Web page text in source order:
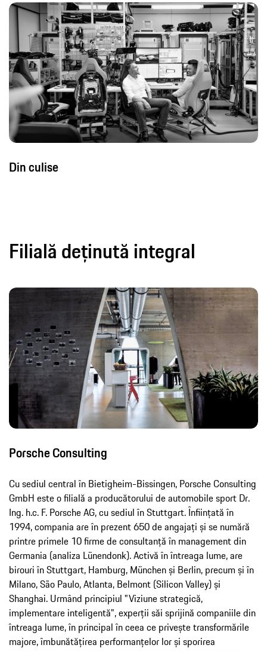
Din culise
Filială deținută integral
Porsche Consulting
Cu sediul central în Bietigheim-Bissingen, Porsche Consulting
GmbH este o filială a producătorului de automobile sport Dr.
Ing. h.c. F. Porsche AG, cu sediul în Stuttgart. Înființată în
1994, compania are în prezent 650 de angajați și se numără
printre primele 10 firme de consultanță în management din
Germania (analiza Lünendonk). Activă în întreaga lume, are
birouri în Stuttgart, Hamburg, München și Berlin, precum și în
Milano, São Paulo, Atlanta, Belmont (Silicon Valley) și
Shanghai. Urmând principiul "Viziune strategică,
implementare inteligentă", experții săi sprijină companiile din
întreaga lume, în principal în ceea ce privește transformările
majore, îmbunătățirea performanțelor lor și sporirea